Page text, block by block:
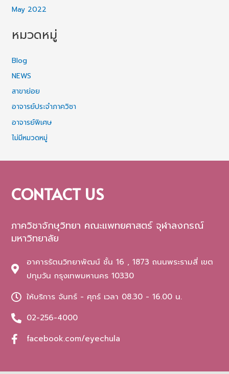
May 2022
หมวดหมู่
Blog
NEWS
สาขาย่อย
อาจารย์ประจำภาควิชา
อาจารย์พิเศษ
ไม่มีหมวดหมู่
CONTACT US
ภาควิชาจักษุวิทยา คณะแพทยศาสตร์ จุฬาลงกรณ์
มหาวิทยาลัย
อาคารรัตนวิทยาพัฒน์ ชั้น 16 , 1873 ถนนพระรามสี่ เขต
ปทุมวัน กรุงเทพมหานคร 10330
ให้บริการ จันทร์ - ศุกร์ เวลา 08.30 - 16.00 น.
02-256-4000
facebook.com/eyechula